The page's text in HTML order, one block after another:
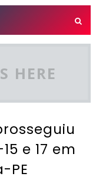
HERE
e 17 em
PE